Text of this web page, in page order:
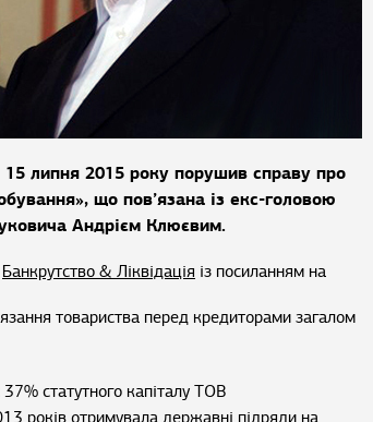
15 липня 2015 року порушив справу про
що пов’язана із екс-головою
Андрієм Клюєвим.
Банкрутство & Ліквідація із посиланням на
товариства перед кредиторами загалом
статутного капіталу ТОВ
років отримувала державні підряди на